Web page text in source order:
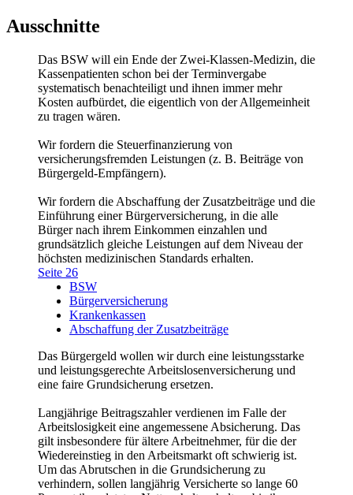
Ausschnitte
Das BSW will ein Ende der Zwei-Klassen-Medizin, die
Kassenpatienten schon bei der Terminvergabe
systematisch benachteiligt und ihnen immer mehr
Kosten aufbürdet, die eigentlich von der Allgemeinheit
zu tragen wären.
Wir fordern die Steuerfinanzierung von
versicherungsfremden Leistungen (z. B. Beiträge von
Bürgergeld-Empfängern).
Wir fordern die Abschaffung der Zusatzbeiträge und die
Einführung einer Bürgerversicherung, in die alle
Bürger nach ihrem Einkommen einzahlen und
grundsätzlich gleiche Leistungen auf dem Niveau der
höchsten medizinischen Standards erhalten.
Seite 26
BSW
Bürgerversicherung
Krankenkassen
Abschaffung der Zusatzbeiträge
Das Bürgergeld wollen wir durch eine leistungsstarke
und leistungsgerechte Arbeitslosenversicherung und
eine faire Grundsicherung ersetzen.
Langjährige Beitragszahler verdienen im Falle der
Arbeitslosigkeit eine angemessene Absicherung. Das
gilt insbesondere für ältere Arbeitnehmer, für die der
Wiedereinstieg in den Arbeitsmarkt oft schwierig ist.
Um das Abrutschen in die Grundsicherung zu
verhindern, sollen langjährig Versicherte so lange 60